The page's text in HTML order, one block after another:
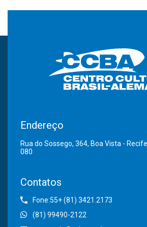
Endereço
Rua do Sossego, 364, Boa Vista -
080
Contatos
Fone:55+ (81) 3421.2173
(81) 99490-2122